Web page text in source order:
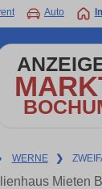
Auto
WERNE ❯
Mieten